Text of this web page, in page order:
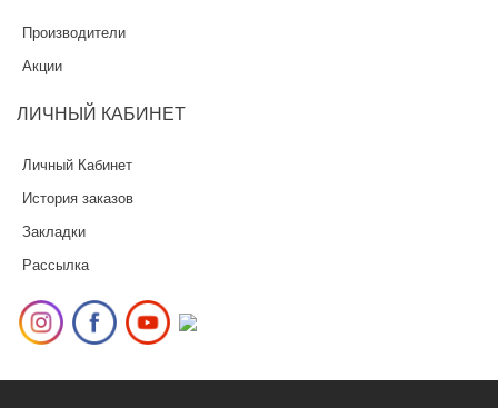
Производители
Акции
ЛИЧНЫЙ КАБИНЕТ
Личный Кабинет
История заказов
Закладки
Рассылка